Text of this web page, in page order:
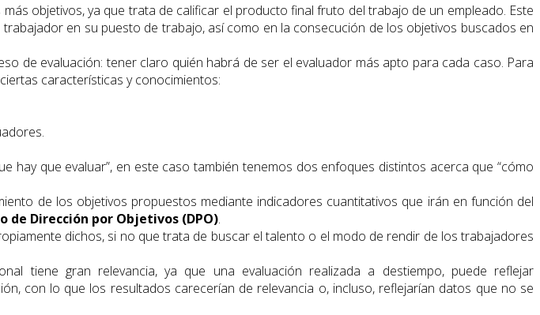
objetivos, ya que trata de calificar el producto final fruto del trabajo de un empleado. Este
en su puesto de trabajo, así como en la consecución de los objetivos buscados en
de evaluación: tener claro quién habrá de ser el evaluador más apto para cada caso. Para
características y conocimientos:
hay que evaluar”, en este caso también tenemos dos enfoques distintos acerca que “cómo
de los objetivos propuestos mediante indicadores cuantitativos que irán en función del
de Dirección por Objetivos (DPO).
dichos, si no que trata de buscar el talento o el modo de rendir de los trabajadores
tiene gran relevancia, ya que una evaluación realizada a destiempo, puede reflejar
con lo que los resultados carecerían de relevancia o, incluso, reflejarían datos que no se